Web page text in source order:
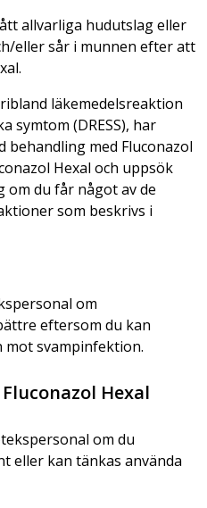
allvarliga hudutslag eller
eller sår i munnen efter att
läkemedelsreaktion
symtom (DRESS), har
behandling med Fluconazol
Hexal och uppsök
du får något av de
som beskrivs i
om
eftersom du kan
mot svampinfektion.
Hexal
om du
eller kan tänkas använda